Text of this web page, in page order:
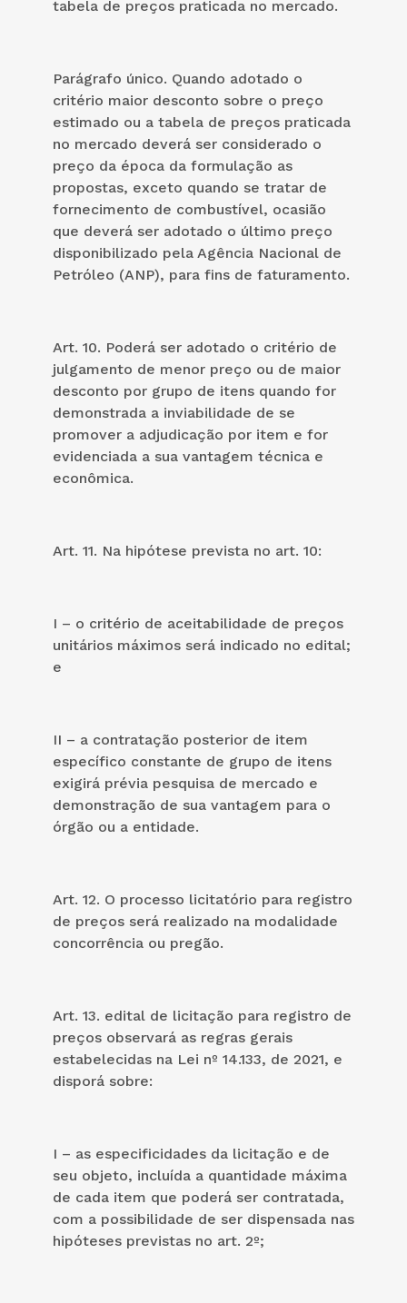
tabela de preços praticada no mercado.
Parágrafo único. Quando adotado o
critério maior desconto sobre o preço
estimado ou a tabela de preços praticada
no mercado deverá ser considerado o
preço da época da formulação as
propostas, exceto quando se tratar de
fornecimento de combustível, ocasião
que deverá ser adotado o último preço
disponibilizado pela Agência Nacional de
Petróleo (ANP), para fins de faturamento.
Art. 10. Poderá ser adotado o critério de
julgamento de menor preço ou de maior
desconto por grupo de itens quando for
demonstrada a inviabilidade de se
promover a adjudicação por item e for
evidenciada a sua vantagem técnica e
econômica.
Art. 11. Na hipótese prevista no art. 10:
I – o critério de aceitabilidade de preços
unitários máximos será indicado no edital;
e
II – a contratação posterior de item
específico constante de grupo de itens
exigirá prévia pesquisa de mercado e
demonstração de sua vantagem para o
órgão ou a entidade.
Art. 12. O processo licitatório para registro
de preços será realizado na modalidade
concorrência ou pregão.
Art. 13. edital de licitação para registro de
preços observará as regras gerais
estabelecidas na Lei nº 14.133, de 2021, e
disporá sobre:
I – as especificidades da licitação e de
seu objeto, incluída a quantidade máxima
de cada item que poderá ser contratada,
com a possibilidade de ser dispensada nas
hipóteses previstas no art. 2º;